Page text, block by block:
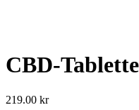
CBD-
219.00 kr